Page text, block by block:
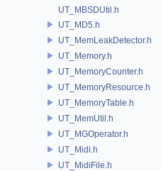
UT_MBSDUtil.h
UT_MD5.h
UT_MemLeakDetector.h
UT_Memory.h
UT_MemoryCounter.h
UT_MemoryResource.h
UT_MemoryTable.h
UT_MemUtil.h
UT_MGOperator.h
UT_Midi.h
UT_MidiFile.h